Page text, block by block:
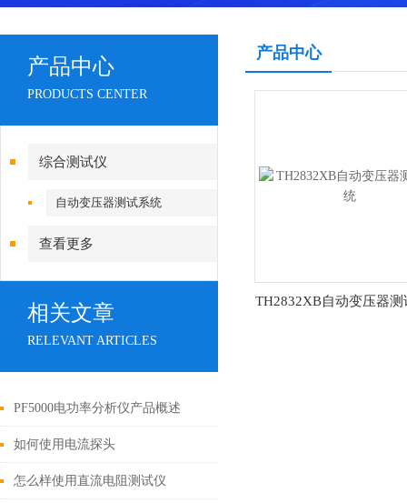
产品中心
PRODUCTS CENTER
综合测试仪
自动变压器测试系统
查看更多
相关文章
RELEVANT ARTICLES
PF5000电功率分析仪产品概述
如何使用电流探头
怎么样使用直流电阻测试仪
产品中心
TH2832XB自动变压器测